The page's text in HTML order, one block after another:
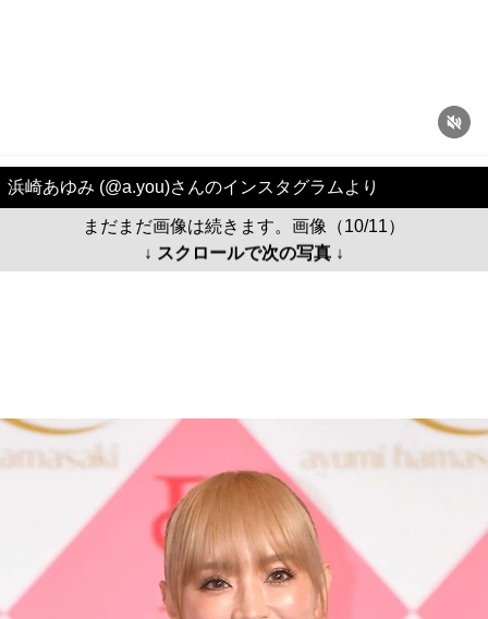
浜崎あゆみ (@a.you)さんのインスタグラムより
まだまだ画像は続きます。画像（10/11）
↓ スクロールで次の写真 ↓